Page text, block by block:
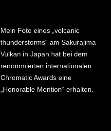
Mein Foto eines „volcanic
thunderstorms“ am Sakurajima
Vulkan in Japan hat bei dem
renommierten internationalen
Chromatic Awards eine
„Honorable Mention“ erhalten.